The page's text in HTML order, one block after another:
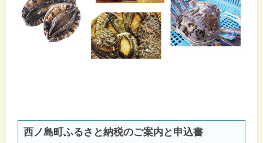
西ノ島町ふるさと納税のご案内と申込書